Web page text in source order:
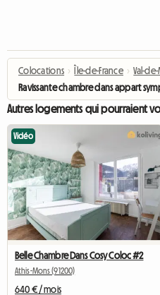
Colocations › Île-de-France › Val-
Ravissante chambre dans appart
Autres logements qui pourraient
Vidéo
Belle Chambre Dans Cosy Coloc #2
Athis-Mons (91200)
640 € / mois